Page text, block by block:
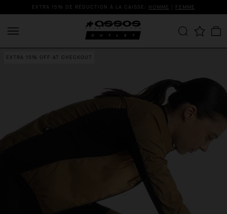
EXTRA 15% DE RÉDUCTION À LA CAISSE: HOMME | FEMME
EXTRA 15% OFF AT CHECKOUT